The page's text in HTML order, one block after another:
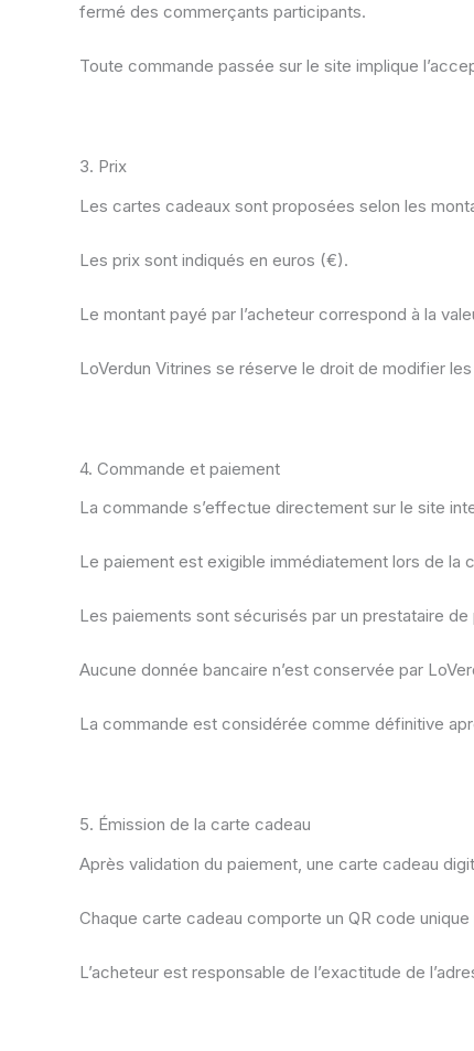
fermé des commerçants participants.
Toute commande passée sur le site implique
3. Prix
Les cartes cadeaux sont proposées selon les
Les prix sont indiqués en euros (€).
Le montant payé par l’acheteur correspond à la
LoVerdun Vitrines se réserve le droit de modifier
4. Commande et paiement
La commande s’effectue directement sur le site
Le paiement est exigible immédiatement lors de la
Les paiements sont sécurisés par un prestataire
Aucune donnée bancaire n’est conservée par
La commande est considérée comme définitive
5. Émission de la carte cadeau
Après validation du paiement, une carte cadeau
Chaque carte cadeau comporte un QR code
L’acheteur est responsable de l’exactitude de